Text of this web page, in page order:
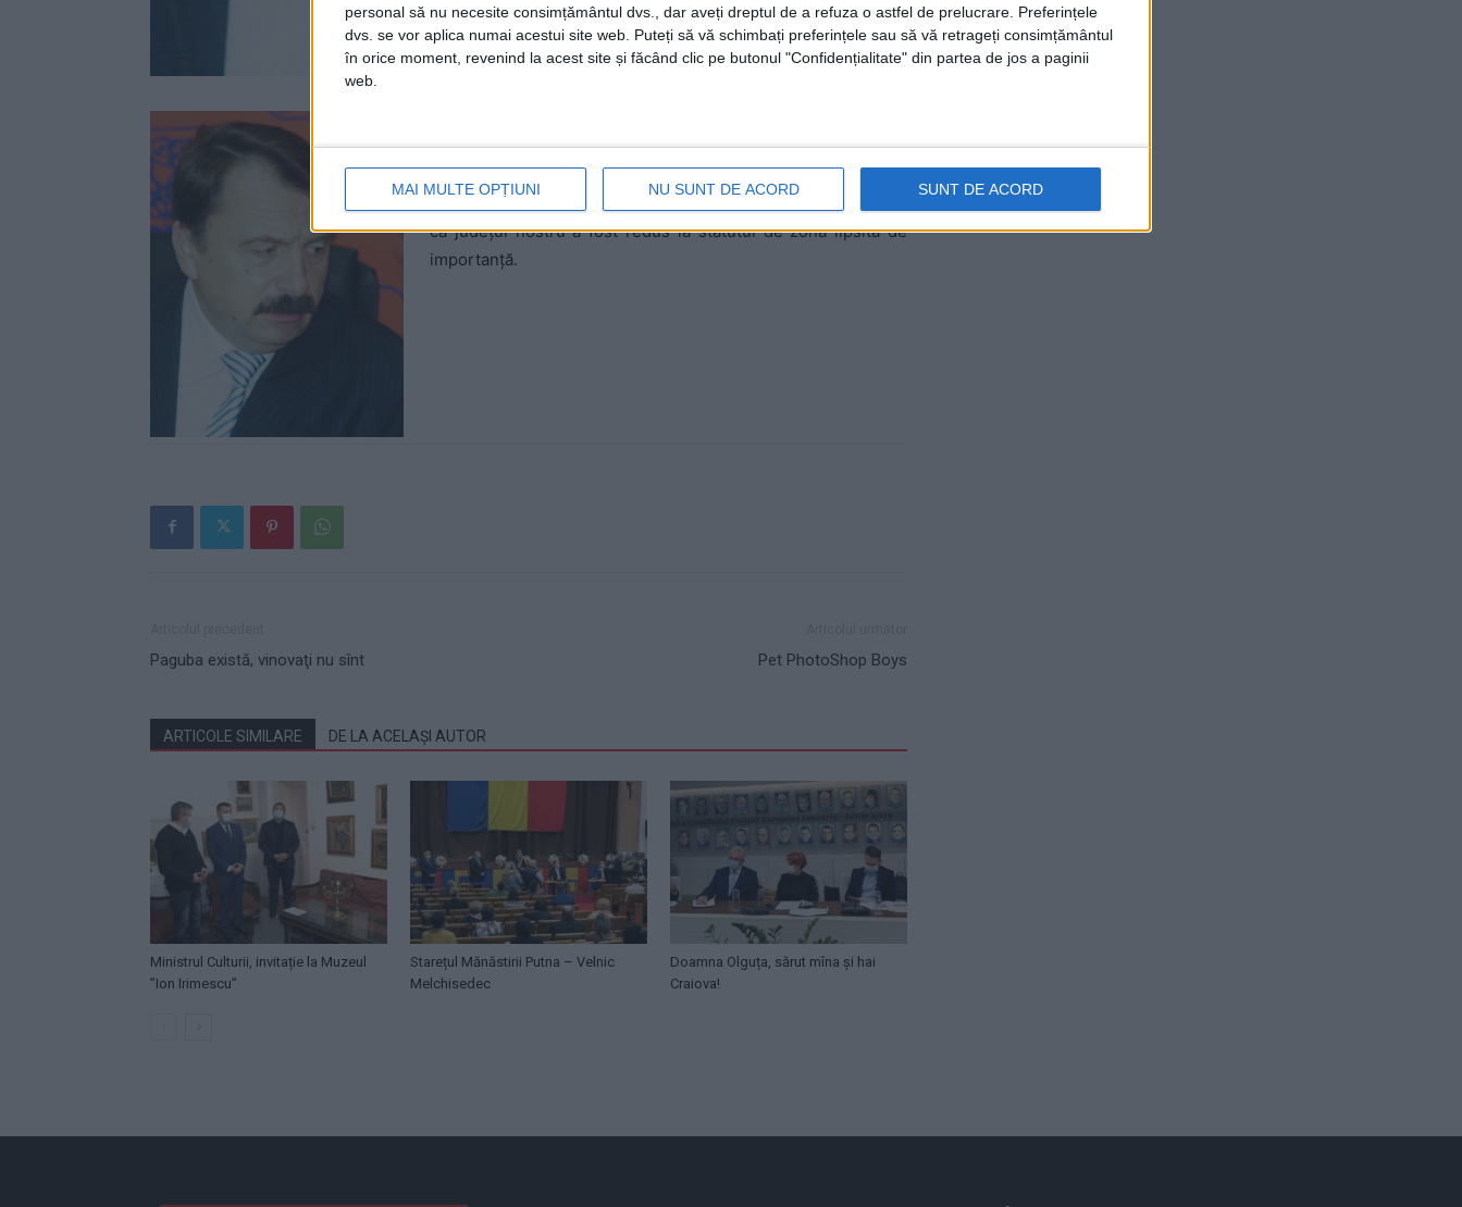
personal să nu necesite consimțământul dvs., dar aveți dreptul de a refuza o astfel de prelucrare. Preferințele
dvs. se vor aplica numai acestui site web. Puteți să vă schimbați preferințele sau să vă retrageți consimțământul
în orice moment, revenind la acest site și făcând clic pe butonul "Confidențialitate" din partea de jos a paginii
web.
MAI MULTE OPȚIUNI NU SUNT DE ACORD SUNT DE ACORD
Vicepreşedintele PDL Vasile Ilie a vorbit despre faptul că
Suceava a fost tăiată de la finanţări în timpul guvernării USL şi
că judeţul nostru a fost redus la statutul de zonă lipsită de
importanţă.
Paguba există, vinovaţi nu sînt Pet PhotoShop Boys
ARTICOLE SIMILARE DE LA ACELAȘI AUTOR
Ministrul Culturii, invitație la Muzeul
”Ion Irimescu”
Starețul Mănăstirii Putna – Velnic
Melchisedec
Doamna Olguța, sărut mîna și hai
Craiova!